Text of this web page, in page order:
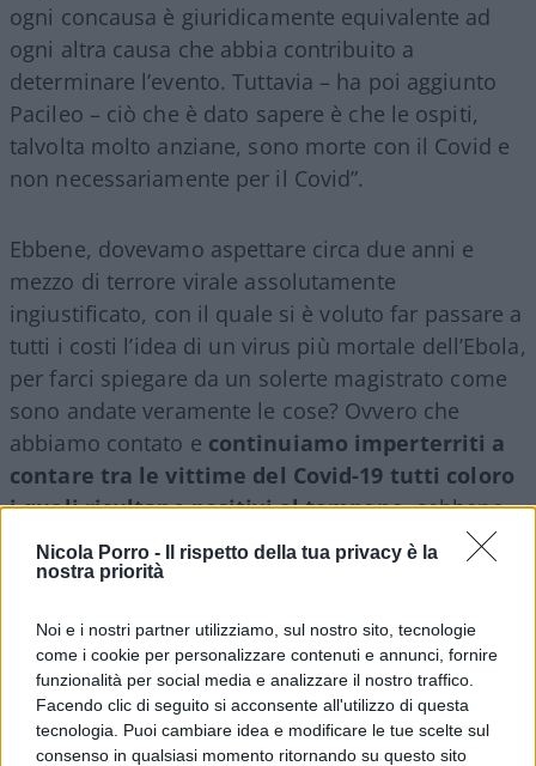
Nicola Porro -
Il rispetto della tua privacy è la
nostra priorità
Noi e i nostri partner utilizziamo, sul nostro sito, tecnologie
come i cookie per personalizzare contenuti e annunci, fornire
funzionalità per social media e analizzare il nostro traffico.
Facendo clic di seguito si acconsente all'utilizzo di questa
tecnologia. Puoi cambiare idea e modificare le tue scelte sul
consenso in qualsiasi momento ritornando su questo sito
ogni concausa è giuridicamente equivalente ad
ogni altra causa che abbia contribuito a
determinare l’evento. Tuttavia – ha poi aggiunto
Pacileo – ciò che è dato sapere è che le ospiti,
talvolta molto anziane, sono morte con il Covid e
non necessariamente per il Covid”.
Ebbene, dovevamo aspettare circa due anni e
mezzo di terrore virale assolutamente
ingiustificato, con il quale si è voluto far passare a
tutti i costi l’idea di un virus più mortale dell’Ebola,
per farci spiegare da un solerte magistrato come
sono andate veramente le cose? Ovvero che
abbiamo contato e continuiamo imperterriti a
contare tra le vittime del Covid-19 tutti coloro
i quali risultano positivi al tampone, sebbene
nella gran parte dei casi i decessi riguardino
soggetti fragili con tre o quattro gravi patologie
Ricordo, a tale proposito, che durante la prima
fase della pandemia, quando gli italiani